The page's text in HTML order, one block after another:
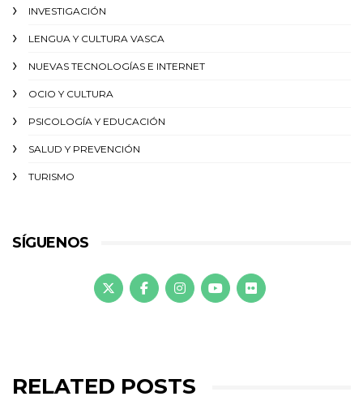
INVESTIGACIÓN
LENGUA Y CULTURA VASCA
NUEVAS TECNOLOGÍAS E INTERNET
OCIO Y CULTURA
PSICOLOGÍA Y EDUCACIÓN
SALUD Y PREVENCIÓN
TURISMO
SÍGUENOS
RELATED POSTS